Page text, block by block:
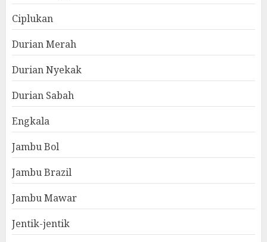
Ciplukan
Durian Merah
Durian Nyekak
Durian Sabah
Engkala
Jambu Bol
Jambu Brazil
Jambu Mawar
Jentik-jentik